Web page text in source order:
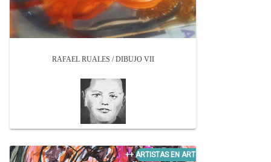
RAFAEL RUALES / DIBUJO VII